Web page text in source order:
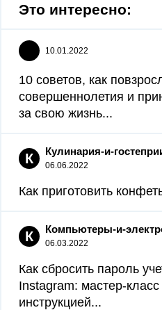
Это интересно:
10.01.2022
10 советов, как
совершеннолетия и
за свою жизнь...
К Кулинария-и-
06.06.2022
Как приготовить
К Компьютеры-и-
06.03.2022
Как сбросить пароль
Instagram: мастер-
инструкцией...